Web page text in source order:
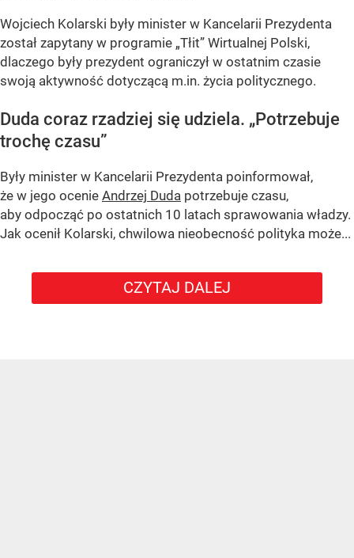
Wojciech Kolarski były minister w Kancelarii Prezydenta
został zapytany w programie „Tłit” Wirtualnej Polski,
dlaczego były prezydent ograniczył w ostatnim czasie
swoją aktywność dotyczącą m.in. życia politycznego.
Duda coraz rzadziej się udziela. „Potrzebuje
trochę czasu”
Były minister w Kancelarii Prezydenta poinformował,
że w jego ocenie Andrzej Duda potrzebuje czasu,
aby odpocząć po ostatnich 10 latach sprawowania władzy.
Jak ocenił Kolarski, chwilowa nieobecność polityka może...
CZYTAJ DALEJ